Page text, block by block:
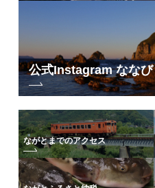
公式Instagram ななび
ながとまでのアクセス